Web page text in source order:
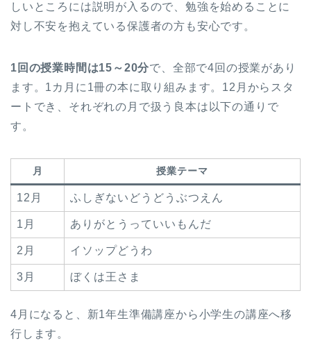
しいところには説明が入るので、勉強を始めることに
対し不安を抱えている保護者の方も安心です。
1回の授業時間は15～20分で、全部で4回の授業があり
ます。1カ月に1冊の本に取り組みます。12月からスタ
ートでき、それぞれの月で扱う良本は以下の通りで
す。
月 授業テーマ
12月 ふしぎないどうどうぶつえん
1月 ありがとうっていいもんだ
2月 イソップどうわ
3月 ぼくは王さま
4月になると、新1年生準備講座から小学生の講座へ移
行します。